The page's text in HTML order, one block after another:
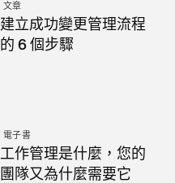
文章
建立成功變更管理流程
的 6 個步驟
電子書
工作管理是什麼，您的
團隊又為什麼需要它